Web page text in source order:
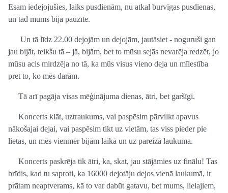
Esam iedejojušies, laiks pusdienām, nu atkal burvīgas pusdienas,
un tad mums bija pauzīte.
Un tā līdz 22.00 dejojām un dejojām, jautāsiet - noguruši gan
jau bijāt, teikšu tā – jā, bijām, bet to mūsu sejās nevarēja redzēt, jo
mūsu acis mirdzēja no tā, ka mūs visus vieno deja un mīlestība
pret to, ko mēs darām.
Tā arī pagāja visas mēģinājuma dienas, ātri, bet garšīgi.
Koncerts klāt, uztraukums, vai paspēsim pārvilkt apavus
nākošajai dejai, vai paspēsim tikt uz vietām, tas viss pieder pie
lietas, un mēs vienmēr bijām laikā un uz pareizā laukuma.
Koncerts paskrēja tik ātri, ka, skat, jau stājāmies uz finālu! Tas
brīdis, kad tu saproti, ka 16000 dejotāju dejos vienā laukumā, ir
prātam neaptverams, kā to var dabūt gatavu, bet mums, lielajiem,